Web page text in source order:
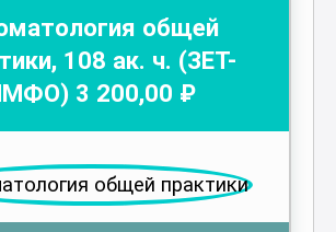
общей
, 108 ак. ч. (ЗЕТ-
3 200,00 ₽